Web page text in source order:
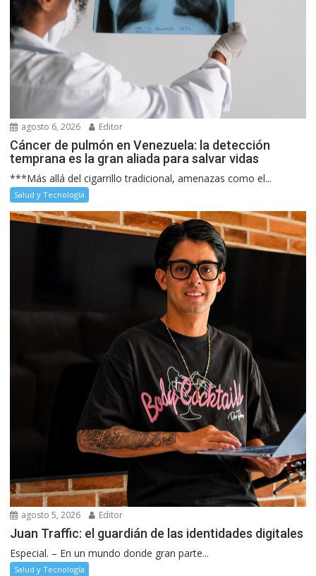
agosto 6, 2026 Editor
Cáncer de pulmón en Venezuela: la detección
temprana es la gran aliada para salvar vidas
***Más allá del cigarrillo tradicional, amenazas como el...
Salud y Tecnología
agosto 5, 2026 Editor
Juan Traffic: el guardián de las identidades digitales
Especial. – En un mundo donde gran parte...
Salud y Tecnología